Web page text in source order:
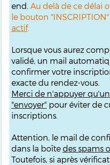
end. Au delà de ce délai
le bouton
actif.
Lorsque vous aurez
validé, un mail
confirmer votre
exacte du rendez-vous.
Merci de n'appuyer
"envoyer" pour éviter de
inscriptions.
Attention, le mail de
dans la boîte des spams
Toutefois, si après